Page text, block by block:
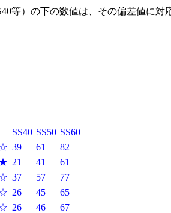
等）の下の数値は、その偏差値に対
SS40 SS50 SS60
39 61
82
21 41
61
37 57
77
26 45
65
26 46
67